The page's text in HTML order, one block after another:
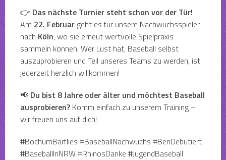
👉 Das nächste Turnier steht schon vor der Tür!
Am 22. Februar geht es für unsere Nachwuchsspieler
nach Köln, wo sie erneut wertvolle Spielpraxis
sammeln können. Wer Lust hat, Baseball selbst
auszuprobieren und Teil unseres Teams zu werden, ist
jederzeit herzlich willkommen!
📢 Du bist 8 Jahre oder älter und möchtest Baseball
ausprobieren? Komm einfach zu unserem Training –
wir freuen uns auf dich!
#BochumBarflies #BaseballNachwuchs #BenDebütiert
#BaseballInNRW #RhinosDanke #JugendBaseball